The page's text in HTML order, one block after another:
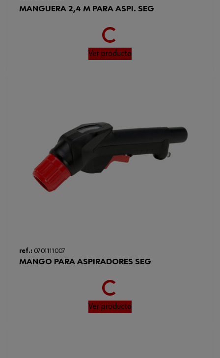
MANGUERA 2,4 M PARA ASPI. SEG
Ver producto
ref.: 0701111007
MANGO PARA ASPIRADORES SEG
Loading...
Ver producto